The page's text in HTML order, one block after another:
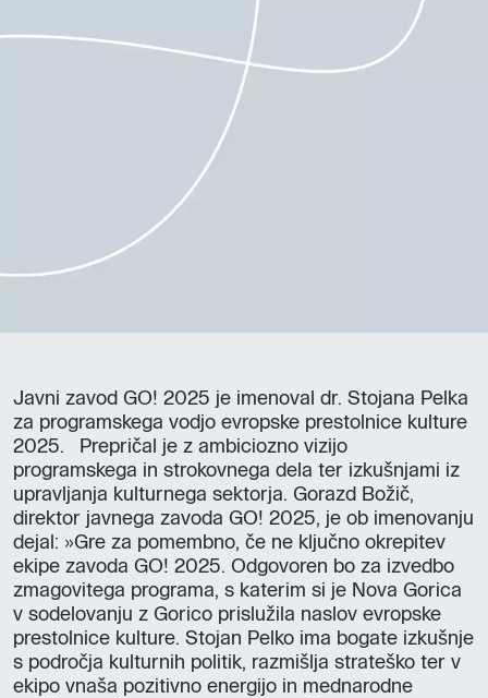
Javni zavod GO! 2025 je imenoval dr. Stojana Pelka
za programskega vodjo evropske prestolnice kulture
2025. Prepričal je z ambiciozno vizijo
programskega in strokovnega dela ter izkušnjami iz
upravljanja kulturnega sektorja. Gorazd Božič,
direktor javnega zavoda GO! 2025, je ob imenovanju
dejal: »Gre za pomembno, če ne ključno okrepitev
ekipe zavoda GO! 2025. Odgovoren bo za izvedbo
zmagovitega programa, s katerim si je Nova Gorica
v sodelovanju z Gorico prislužila naslov evropske
prestolnice kulture. Stojan Pelko ima bogate izkušnje
s področja kulturnih politik, razmišlja strateško ter v
ekipo vnaša pozitivno energijo in mednarodne